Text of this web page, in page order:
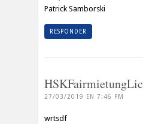
Patrick Samborski
RESPONDER
HSKFairmietungLic
27/03/2019 EN 7:46 PM
wrtsdf